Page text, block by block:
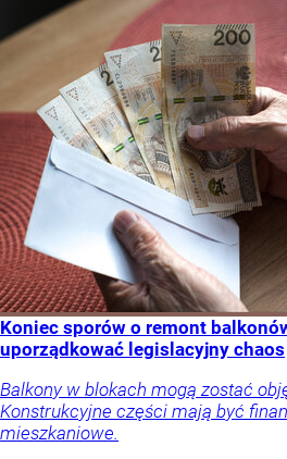
Koniec sporów o remont
uporządkować legislacyjny chaos
Balkony w blokach mogą zostać
Konstrukcyjne części mają być
mieszkaniowe.